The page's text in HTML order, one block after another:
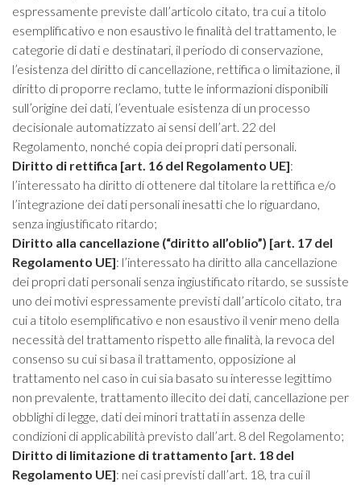
espressamente previste dall’articolo citato, tra cui a titolo
esemplificativo e non esaustivo le finalità del trattamento, le
categorie di dati e destinatari, il periodo di conservazione,
l’esistenza del diritto di cancellazione, rettifica o limitazione, il
diritto di proporre reclamo, tutte le informazioni disponibili
sull’origine dei dati, l’eventuale esistenza di un processo
decisionale automatizzato ai sensi dell’art. 22 del
Regolamento, nonché copia dei propri dati personali.
Diritto di rettifica [art. 16 del Regolamento UE]:
l’interessato ha diritto di ottenere dal titolare la rettifica e/o
l’integrazione dei dati personali inesatti che lo riguardano,
senza ingiustificato ritardo;
Diritto alla cancellazione (“diritto all’oblio”) [art. 17 del
Regolamento UE]: l’interessato ha diritto alla cancellazione
dei propri dati personali senza ingiustificato ritardo, se sussiste
uno dei motivi espressamente previsti dall’articolo citato, tra
cui a titolo esemplificativo e non esaustivo il venir meno della
necessità del trattamento rispetto alle finalità, la revoca del
consenso su cui si basa il trattamento, opposizione al
trattamento nel caso in cui sia basato su interesse legittimo
non prevalente, trattamento illecito dei dati, cancellazione per
obblighi di legge, dati dei minori trattati in assenza delle
condizioni di applicabilità previsto dall’art. 8 del Regolamento;
Diritto di limitazione di trattamento [art. 18 del
Regolamento UE]: nei casi previsti dall’art. 18, tra cui il